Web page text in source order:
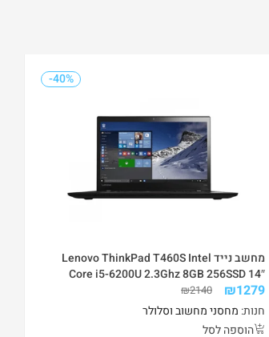
-40%
מחשב נייד Lenovo ThinkPad T460S Intel
Core i5-6200U 2.3Ghz 8GB 256SSD 14″
WIN10PRO
₪1279
₪2140
חנות: מחסני מחשוב וסלולר
הוספה לסל